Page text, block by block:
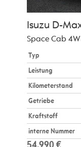
Isuzu D-
Space Cab
Typ
Leistung
Kilometerstand
Getriebe
Kraftstoff
interne Nummer